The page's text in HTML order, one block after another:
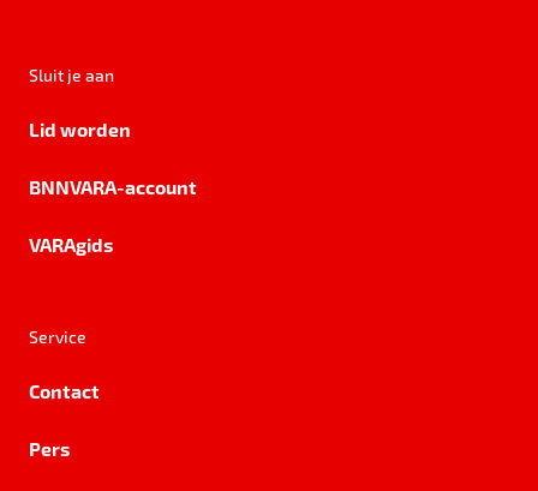
Sluit je aan
Lid worden
BNNVARA-account
VARAgids
Service
Contact
Pers